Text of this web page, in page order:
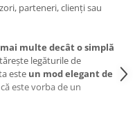
parteneri, clienți sau
multe decât o simplă
legăturile de
este un mod elegant de
este vorba de un